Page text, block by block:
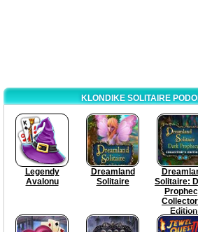
KLONDIKE SOLITAIRE
Legendy
Avalonu
Dreamland
Solitaire
Solitaire:
Edition